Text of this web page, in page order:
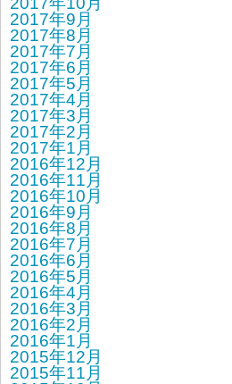
2017年9月
2017年8月
2017年7月
2017年6月
2017年5月
2017年4月
2017年3月
2017年2月
2017年1月
2016年12月
2016年11月
2016年10月
2016年9月
2016年8月
2016年7月
2016年6月
2016年5月
2016年4月
2016年3月
2016年2月
2016年1月
2015年12月
2015年11月